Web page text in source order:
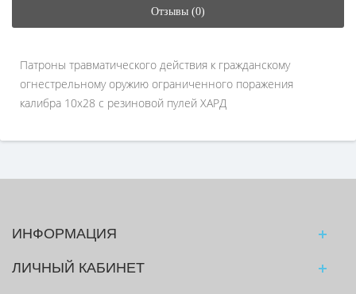
Отзывы (0)
Патроны травматического действия к гражданскому
огнестрельному оружию ограниченного поражения
калибра 10x28 с резиновой пулей ХАРД
ИНФОРМАЦИЯ
ЛИЧНЫЙ КАБИНЕТ